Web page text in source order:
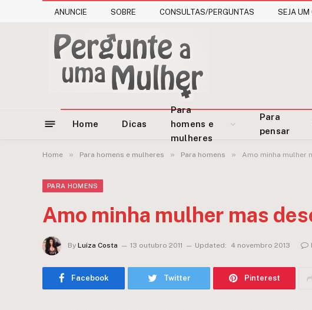
ANUNCIE SOBRE CONSULTAS/PERGUNTAS SEJA UM
Home Dicas
Para
homens e
mulheres
Para
pensar
Home » Para homens e mulheres » Para homens » Amo minha mulher
PARA HOMENS
Amo minha mulher mas
By Luiza Costa 13 outubro 2011 Updated: 4 novembro 2013
Facebook Twitter Pinterest